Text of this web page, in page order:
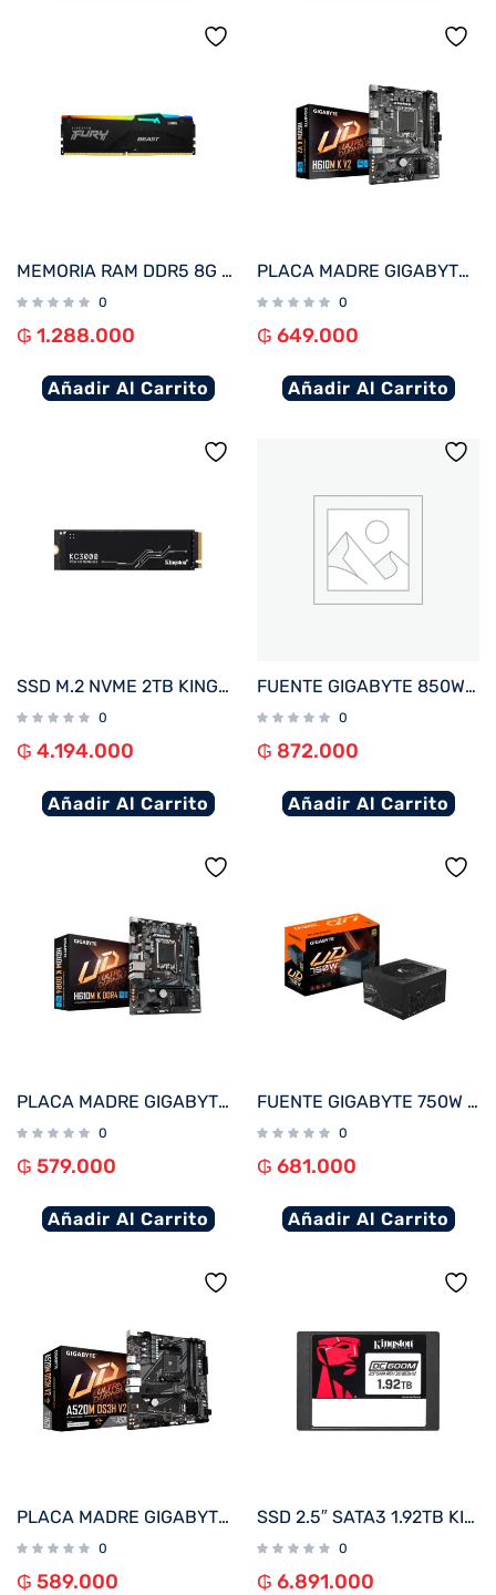
MEMORIA RAM DDR5 8G 6000 KINGSTON FURY BEAST BK KF560C36BBEA-8 RGB XMP
0
₲ 1.288.000
Añadir Al Carrito
PLACA MADRE GIGABYTE 1700 H610M K V2 DDR5 S/R/HDMI/DP/M2/USB3.2/MATX
0
₲ 649.000
Añadir Al Carrito
SSD M.2 NVME 2TB KINGSTON KC3000 SKC3000D/2048G 7000/7000 PCIE 4.0
0
₲ 4.194.000
Añadir Al Carrito
FUENTE GIGABYTE 850W 80PLUS GOLD FULL MODULAR BIVOLT GP-UD850GM
0
₲ 872.000
Añadir Al Carrito
PLACA MADRE GIGABYTE 1700 H610M K DDR4 S/R/HDMI/M2/USB3.2/MATX
0
₲ 579.000
Añadir Al Carrito
FUENTE GIGABYTE 750W 80PLUS GOLD FULL MODULAR BIVOLT GP-UD750GM
0
₲ 681.000
Añadir Al Carrito
PLACA MADRE GIGABYTE AM4 A520M DS3H V2 S/R/HDMI/DP/M.2/DDR4/USB3.2/MATX
0
₲ 589.000
SSD 2.5″ SATA3 1.92TB KINGSTON SEDC600M/1920G 560/530
0
₲ 6.891.000